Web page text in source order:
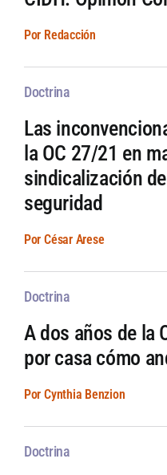
Por Redacción
Doctrina
Las
la OC 27/21 en
sindicalización
seguridad
Por César Arese
Doctrina
A dos años de la
por casa cómo
Por Cynthia Benzion
Doctrina